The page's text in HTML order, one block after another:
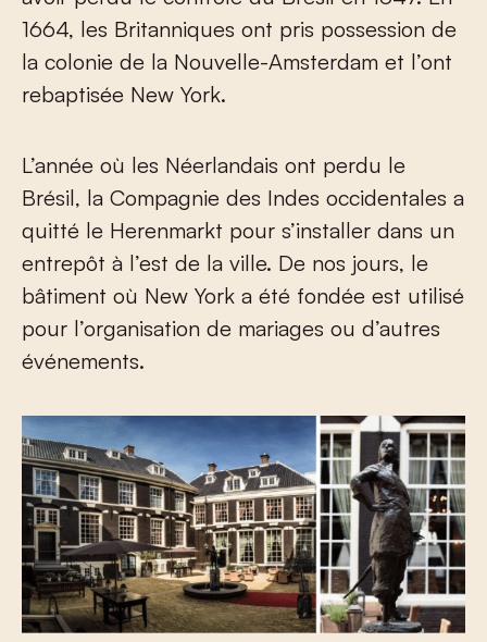
1664, les Britanniques ont pris possession de
la colonie de la Nouvelle-Amsterdam et l’ont
rebaptisée New York.
L’année où les Néerlandais ont perdu le
Brésil, la Compagnie des Indes occidentales a
quitté le Herenmarkt pour s’installer dans un
entrepôt à l’est de la ville. De nos jours, le
bâtiment où New York a été fondée est utilisé
pour l’organisation de mariages ou d’autres
événements.